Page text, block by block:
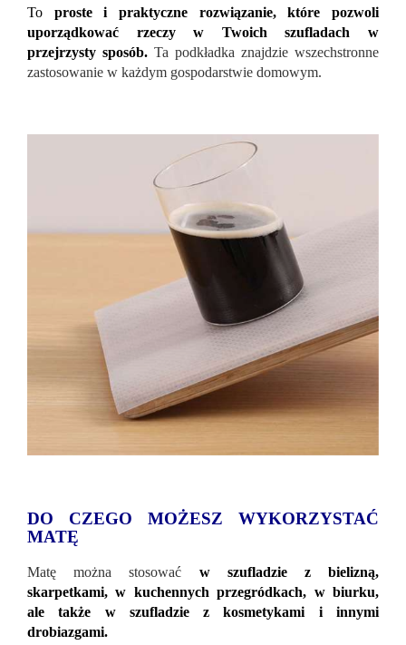
To proste i praktyczne rozwiązanie, które pozwoli
uporządkować rzeczy w Twoich szufladach w
przejrzysty sposób. Ta podkładka znajdzie wszechstronne
zastosowanie w każdym gospodarstwie domowym.
DO CZEGO MOŻESZ WYKORZYSTAĆ
MATĘ
Matę można stosować w szufladzie z bielizną,
skarpetkami, w kuchennych przegródkach, w biurku,
ale także w szufladzie z kosmetykami i innymi
drobiazgami.